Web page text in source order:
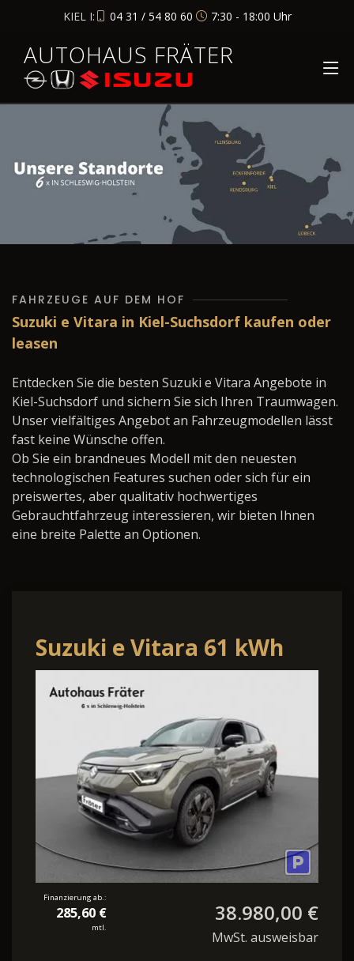
KIEL I: 04 31 / 54 80 60 7:30 - 18:00 Uhr
AUTOHAUS FRÄTER
FAHRZEUGE AUF DEM HOF
Suzuki e Vitara in Kiel-Suchsdorf kaufen oder
leasen
Entdecken Sie die besten Suzuki e Vitara Angebote in
Kiel-Suchsdorf und sichern Sie sich Ihren Traumwagen.
Unser vielfältiges Angebot an Fahrzeugmodellen lässt
fast keine Wünsche offen.
Ob Sie ein brandneues Modell mit den neuesten
technologischen Features suchen oder sich für ein
preiswertes, aber qualitativ hochwertiges
Gebrauchtfahrzeug interessieren, wir bieten Ihnen
eine breite Palette an Optionen.
Suzuki e Vitara 61 kWh
Comfort+ Allgrip-e
Finanzierung ab.:
285,60 €
mtl.
38.980,00 €
MwSt. ausweisbar